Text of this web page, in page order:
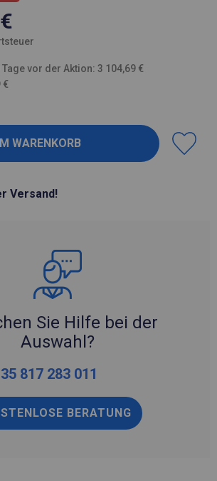
€
vor der Aktion: 3 104,69 €
€
Versand!
Sie Hilfe bei der
Auswahl?
817 283 011
BERATUNG